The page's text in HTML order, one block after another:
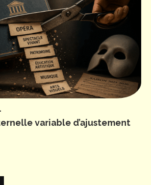
variable d’ajustement